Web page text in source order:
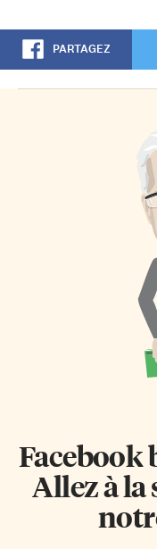
PARTAGEZ
Facebook
Allez à la